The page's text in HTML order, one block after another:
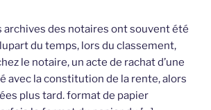
archives des notaires ont souvent été
du temps, lors du classement,
le notaire, un acte de rachat d’une
avec la constitution de la rente, alors
plus tard. format de papier